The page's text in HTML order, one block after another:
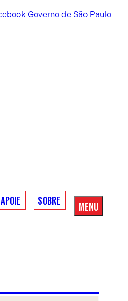
APOIE SOBRE MENU
Menu